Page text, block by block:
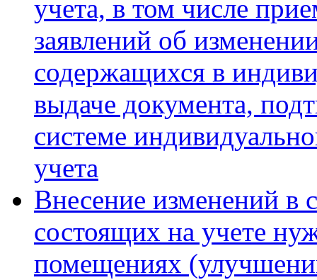
учета, в том числе
заявлений об
содержащихся в
выдаче документа,
системе
учета
Внесение изменений в
состоящих на учете
помещениях